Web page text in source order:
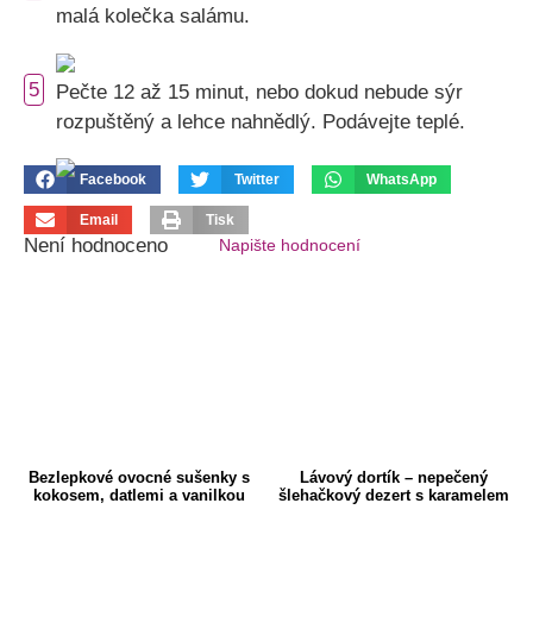
malá kolečka salámu.
5
Pečte 12 až 15 minut, nebo dokud nebude sýr
rozpuštěný a lehce nahnědlý. Podávejte teplé.
Facebook Twitter WhatsApp
Email Tisk
Není hodnoceno Napište hodnocení
Bezlepkové ovocné sušenky s
kokosem, datlemi a vanilkou
Lávový dortík – nepečený
šlehačkový dezert s karamelem